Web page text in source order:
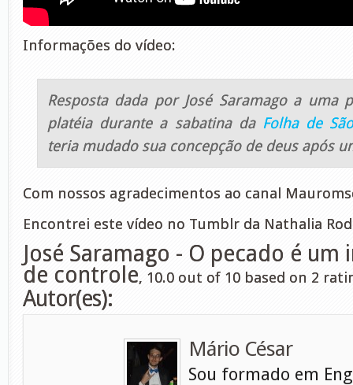
Informações do vídeo:
Resposta dada por José Saramago a uma
platéia durante a sabatina da Folha de
teria mudado sua concepção de deus após
Com nossos agradecimentos ao canal
Encontrei este vídeo no Tumblr da Nathalia
José Saramago - O pecado é
de controle, 10.0 out of 10 based on 2
Autor(es):
Mário César
Sou formado em